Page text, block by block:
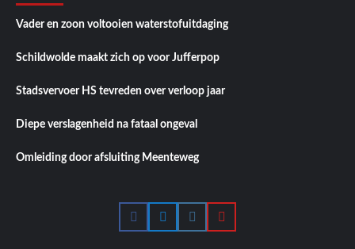
Vader en zoon voltooien waterstofuitdaging
Schildwolde maakt zich op voor Jufferpop
Stadsvervoer HS tevreden over verloop jaar
Diepe verslagenheid na fataal ongeval
Omleiding door afsluiting Meenteweg
FacebookTwitterInstagramYouTube